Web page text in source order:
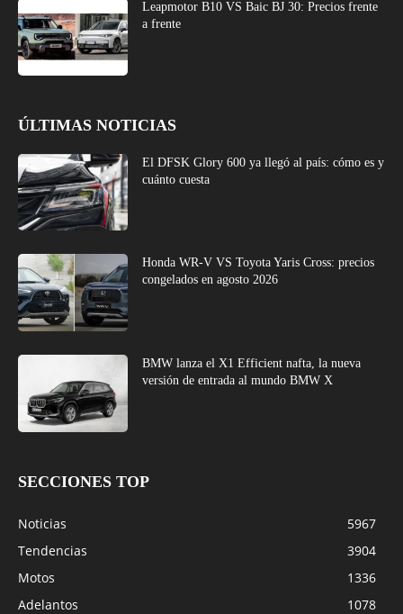
Leapmotor B10 VS Baic BJ 30: Precios frente
a frente
ÚLTIMAS NOTICIAS
El DFSK Glory 600 ya llegó al país: cómo es y
cuánto cuesta
Honda WR-V VS Toyota Yaris Cross: precios
congelados en agosto 2026
BMW lanza el X1 Efficient nafta, la nueva
versión de entrada al mundo BMW X
SECCIONES TOP
Noticias
5967
Tendencias
3904
Motos
1336
Adelantos
1078